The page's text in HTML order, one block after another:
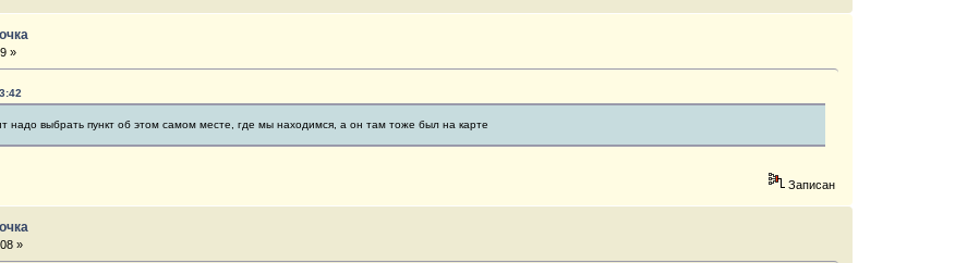
»
надо выбрать пункт об этом самом месте, где мы находимся, а он там тоже был на карте
Записан
»